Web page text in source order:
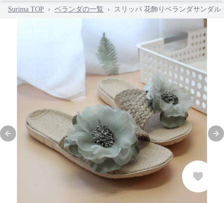
Surima TOP › ベランダの一覧 › スリッパ 花飾りベランダサンダル
Previous slide